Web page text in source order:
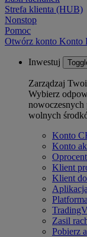
Strefa klienta (HUB)
Nonstop
Pomoc
Otwórz konto Konto
Inwestuj
Zarządzaj
Wybierz
nowoczesnych
wolnych
Konto
Konto
Klient
Klient
Zasil
Pobierz